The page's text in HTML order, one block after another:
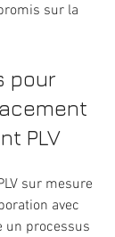
sur la
pour
PLV
sur mesure
avec
un processus